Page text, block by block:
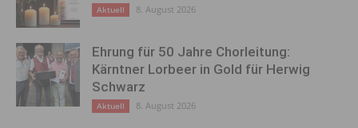
Aktuell 8. August 2026
Ehrung für 50 Jahre Chorleitung:
Kärntner Lorbeer in Gold für Herwig
Schwarz
Aktuell 8. August 2026